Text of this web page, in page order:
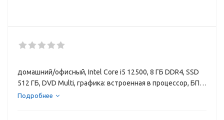
домашний/офисный, Intel Core i5 12500, 8 ГБ DDR4, SSD
512 ГБ, DVD Multi, графика: встроенная в процессор, БП
180 Вт, без ОС
Подробнее